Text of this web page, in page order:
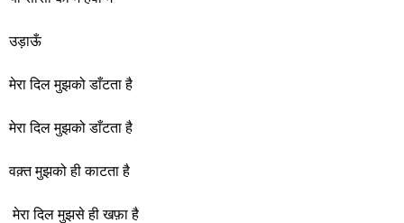
उड़ाऊँ
मेरा दिल मुझको डाँटता है
मेरा दिल मुझको डाँटता है
वक़्त मुझको ही काटता है
मेरा दिल मुझसे ही खफ़ा है